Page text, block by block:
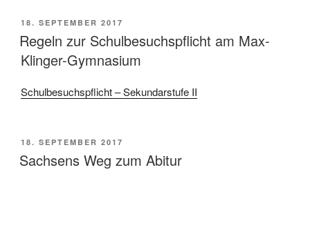
VERÖFFENTLICHT
AM
18. SEPTEMBER 2017
Regeln zur Schulbesuchspflicht am Max-
Klinger-Gymnasium
Schulbesuchspflicht – Sekundarstufe II
VERÖFFENTLICHT
AM
18. SEPTEMBER 2017
Sachsens Weg zum Abitur